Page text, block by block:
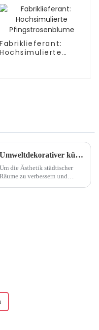
Fabriklieferant:
Hochsimulierte
Umweltdekorativer künstlicher Baum
Um die Ästhetik städtischer
Räume zu verbessern und